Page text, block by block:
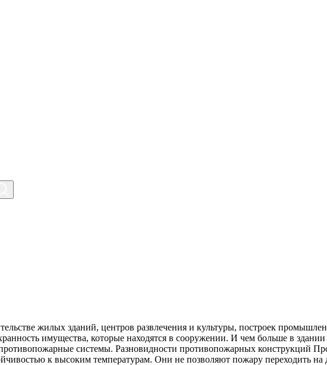
жилых зданий, центров развлечения и культуры, построек
имущества, которые находятся в сооружении. И чем больше в
системы. Разновидности противопожарных конструкций
к высоким температурам. Они не позволяют пожару переходить на